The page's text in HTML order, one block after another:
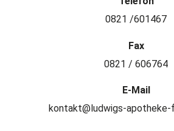
0821 /601467
Fax
0821 / 606764
E-Mail
kontakt@ludwigs-apotheke-